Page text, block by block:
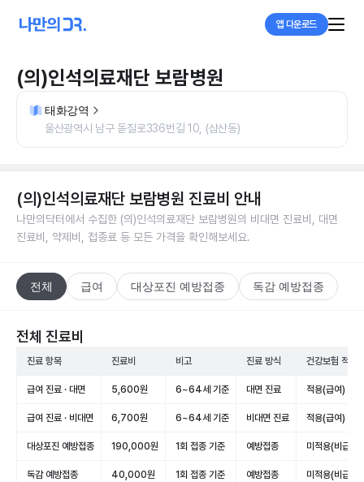
앱 다운로드
(의)인석의료재단 보람병원
태화강역
울산광역시 남구 돋질로336번길 10, (삼산동)
(의)인석의료재단 보람병원 진료비 안내
나만의닥터에서 수집한 (의)인석의료재단 보람병원의 비대면 진료비, 대면
진료비, 약제비, 접종료 등 모든 가격을 확인해보세요.
전체 급여 대상포진 예방접종 독감 예방접종
전체 진료비
진료 항목 진료비 비고 진료 방식 건강보험 적용
급여 진료 · 대면 5,600원 6~64세 기준 대면 진료 적용(급여)
급여 진료 · 비대면 6,700원 6~64세 기준 비대면 진료 적용(급여)
대상포진 예방접종 190,000원 1회 접종 기준 예방접종 미적용(비급여)
독감 예방접종 40,000원 1회 접종 기준 예방접종 미적용(비급여)